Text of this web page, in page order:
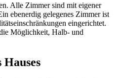
Alle Zimmer sind mit eigener
ebenerdig gelegenes Zimmer ist
eingerichtet.
Möglichkeit, Halb- und
Hauses